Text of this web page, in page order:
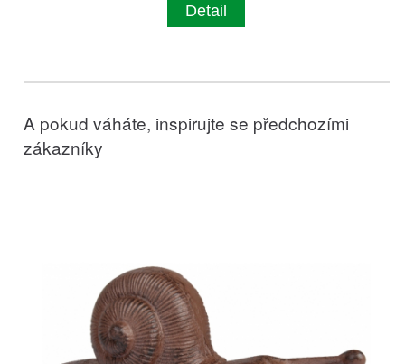
Detail
A pokud váháte, inspirujte se předchozími
zákazníky